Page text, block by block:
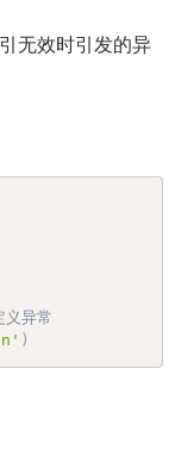
无效时引发的异
异常
)